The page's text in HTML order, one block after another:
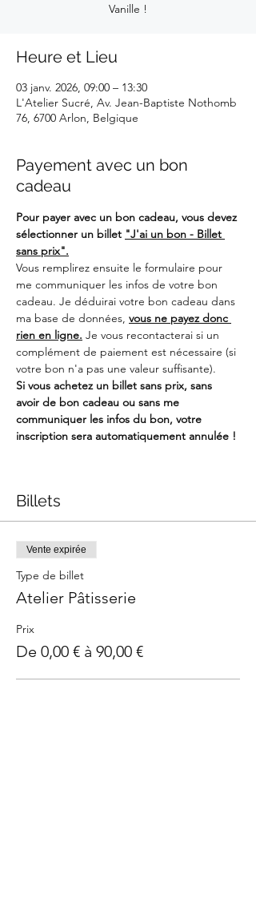
Vanille !
Heure et Lieu
03 janv. 2026, 09:00 – 13:30
L'Atelier Sucré, Av. Jean-Baptiste Nothomb
76, 6700 Arlon, Belgique
Payement avec un bon
cadeau
Pour payer avec un bon cadeau, vous devez
sélectionner un billet "J'ai un bon - Billet
sans prix".
Vous remplirez ensuite le formulaire pour
me communiquer les infos de votre bon
cadeau. Je déduirai votre bon cadeau dans
ma base de données, vous ne payez donc
rien en ligne. Je vous recontacterai si un
complément de paiement est nécessaire (si
votre bon n'a pas une valeur suffisante).
Si vous achetez un billet sans prix, sans
avoir de bon cadeau ou sans me
communiquer les infos du bon, votre
inscription sera automatiquement annulée !
Billets
Vente expirée
Type de billet
Atelier Pâtisserie
Prix
De 0,00 € à 90,00 €